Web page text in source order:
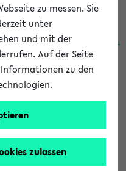
Koschmieder,
zu messen. Sie
unter
und mit der
Auf der Seite
zu den
zulassen